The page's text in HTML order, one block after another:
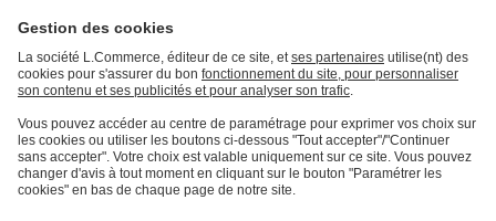
E.LECLERC
AIDE ET INFORMATION
INFORMATIONS LÉGALES